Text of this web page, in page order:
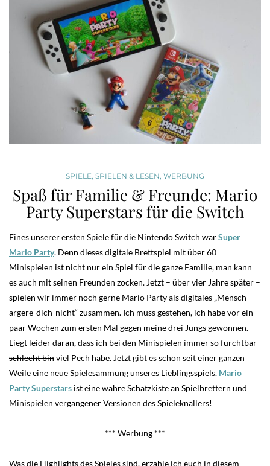
SPIELE, SPIELEN & LESEN, WERBUNG
Spaß für Familie & Freunde: Mario
Party Superstars für die Switch
Eines unserer ersten Spiele für die Nintendo Switch warSuper
Mario Party. Denn dieses digitale Brettspiel mit über 60
Minispielen ist nicht nur ein Spiel für die ganze Familie, man kann
es auch mit seinen Freunden zocken. Jetzt – über vier Jahre später –
spielen wir immer noch gerne Mario Party als digitales „Mensch-
ärgere-dich-nicht“ zusammen. Ich muss gestehen, ich habe vor ein
paar Wochen zum ersten Mal gegen meine drei Jungs gewonnen.
Liegt leider daran, dass ich bei den Minispielen immer sofurchtbar
schlecht binviel Pech habe. Jetzt gibt es schon seit einer ganzen
Weile eine neue Spielesammung unseres Lieblingsspiels. Mario
Party Superstars ist eine wahre Schatzkiste an Spielbrettern und
Minispielen vergangener Versionen des Spieleknallers!
*** Werbung ***
Was die Highlights des Spieles sind, erzähle ich euch in diesem